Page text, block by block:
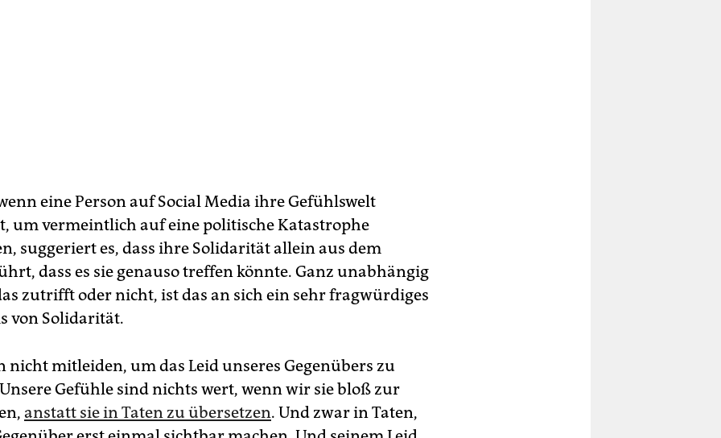
eine Person auf Social Media ihre Gefühlswelt
um vermeintlich auf eine politische Katastrophe
suggeriert es, dass ihre Solidarität allein aus dem
dass es sie genauso treffen könnte. Ganz unabhängig
zutrifft oder nicht, ist das an sich ein sehr fragwürdiges
von Solidarität.
nicht mitleiden, um das Leid unseres Gegenübers zu
Gefühle sind nichts wert, wenn wir sie bloß zur
anstatt sie in Taten zu übersetzen. Und zwar in Taten,